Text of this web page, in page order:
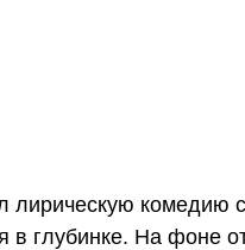
комедию
в глубинке. На фоне